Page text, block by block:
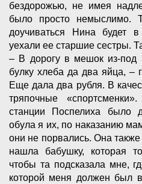
бездорожью, не имея
было просто немыслимо.
доучиваться Нина будет
уехали ее старшие сестры.
– В дорогу в мешок из-под
булку хлеба да два яйца, –
Еще дала два рубля. В
тряпочные
станции Поспелиха было
обула я их, по наказанию
они не порвались. Она
нашла бабушку, которая
чтобы та подсказала мне,
которой меня должен был